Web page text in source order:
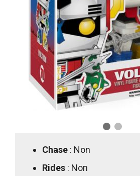
Chase : Non
Rides : Non